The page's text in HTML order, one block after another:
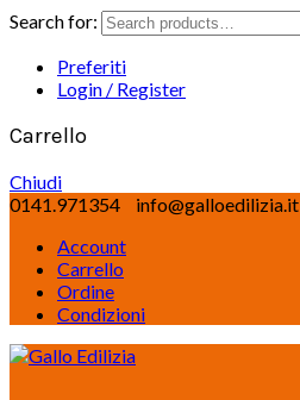
Search for:
Preferiti
Login / Register
Carrello
Chiudi
0141.971354
info@galloedilizia.it
Account
Carrello
Ordine
Condizioni